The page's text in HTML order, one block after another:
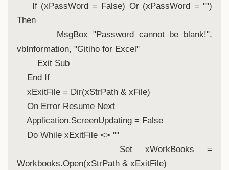
If (xPassWord = False) Or (xPassWord = "")
Then
MsgBox "Password cannot be blank!",
vbInformation, "Gitiho for Excel"
Exit Sub
End If
xExitFile = Dir(xStrPath & xFile)
On Error Resume Next
Application.ScreenUpdating = False
Do While xExitFile <> ""
Set xWorkBooks =
Workbooks.Open(xStrPath & xExitFile)